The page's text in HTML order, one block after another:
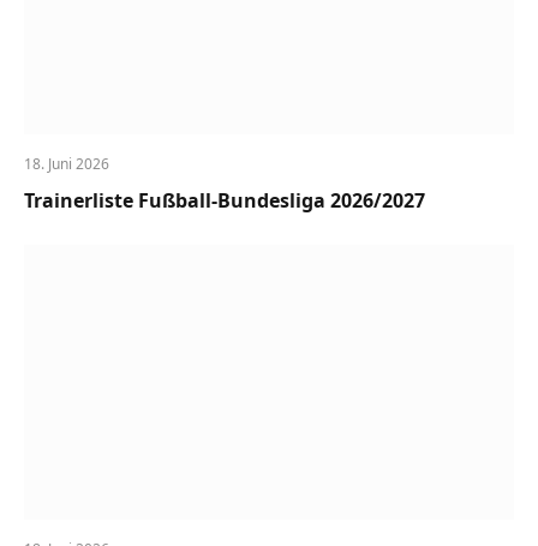
18. Juni 2026
Trainerliste Fußball-Bundesliga 2026/2027